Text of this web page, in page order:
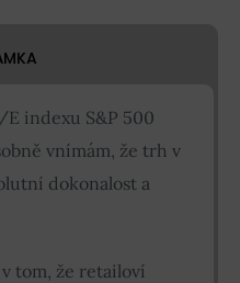
indexu S&P 500
vnímám, že trh v
dokonalost a
tom, že retailoví